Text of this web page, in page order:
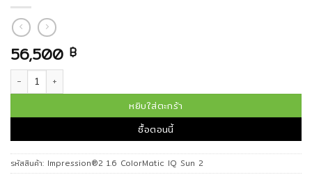
56,500 ฿
จำนวน เลนส์โปรเกรสซีฟ Impression®2 1.6 ColorMatic IQ Sun 2 ชิ้น
หยิบใส่ตะกร้า
ซื้อตอนนี้
รหัสสินค้า: Impression®2 1.6 ColorMatic IQ Sun 2